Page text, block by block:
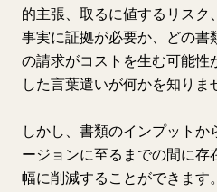
的主張、取るに値するリス
事実に証拠が必要か、どの書
の請求がコストを生む可能性
した言葉遣いが何かを知りま
しかし、書類のインプット
ージョンに至るまでの間に存
幅に削減することができます。